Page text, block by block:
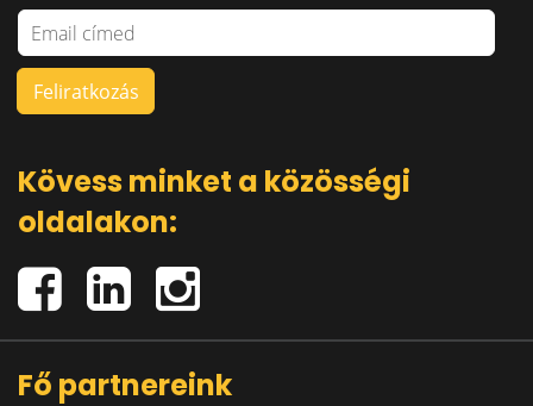
Kövess minket a közösségi
oldalakon:
Fő partnereink